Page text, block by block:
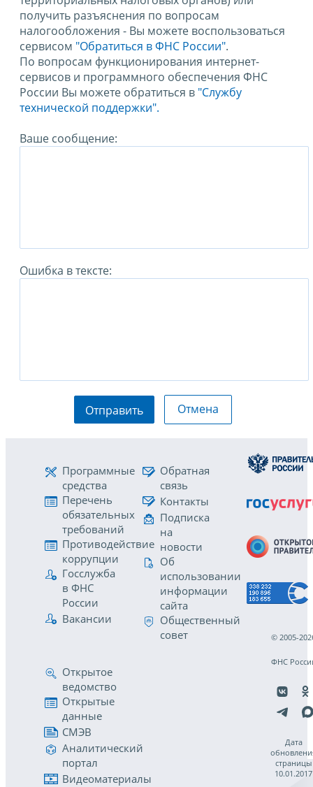
получить разъяснения по вопросам
налогообложения - Вы можете воспользоваться
сервисом "Обратиться в ФНС России".
По вопросам функционирования интернет-
сервисов и программного обеспечения ФНС
России Вы можете обратиться в "Службу
технической поддержки".
Ваше сообщение:
Ошибка в тексте:
Отправить Отмена
Программные
средства
Перечень
обязательных
требований
Противодействие
коррупции
Госслужба
в ФНС
России
Вакансии
Обратная
связь
Контакты
Подписка
на
новости
Об
использовании
информации
сайта
Общественный
совет
Открытое
ведомство
Открытые
данные
СМЭВ
Аналитический
портал
Видеоматериалы
© 2005-
ФНС
Дата
страницы
10.01.2017